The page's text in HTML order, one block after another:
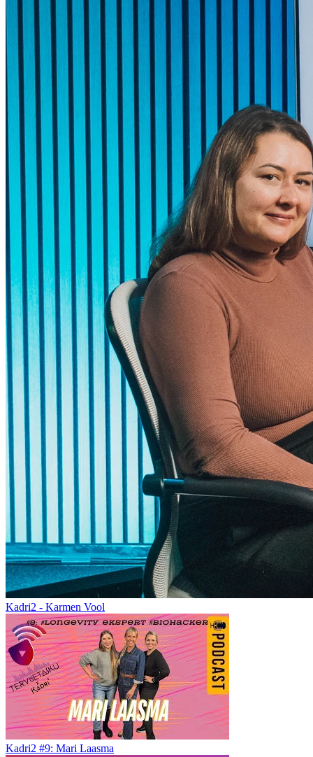
Kadri2 - Karmen Vool
Kadri2 #9: Mari Laasma